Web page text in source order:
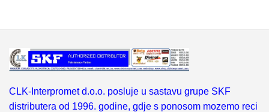
CLK-Interpromet d.o.o. posluje u sastavu grupe SKF
distributera od 1996. godine, gdje s ponosom mozemo reci